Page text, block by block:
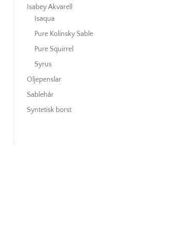
Isabey Akvarell
Isaqua
Pure Kolinsky Sable
Pure Squirrel
Syrus
Oljepenslar
Sablehår
Syntetisk borst